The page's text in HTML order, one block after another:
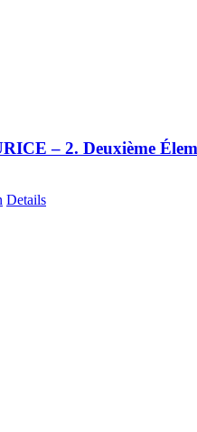
– 2. Deuxième
Details